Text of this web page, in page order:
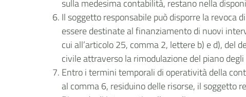
sulla medesima contabilità, restano nella
Il soggetto responsabile può disporre la revoca
essere destinate al finanziamento di nuovi
cui all’articolo 25, comma 2, lettere b) e d), del
civile attraverso la rimodulazione del piano
Entro i termini temporali di operatività della
al comma 6, residuino delle risorse, il soggetto